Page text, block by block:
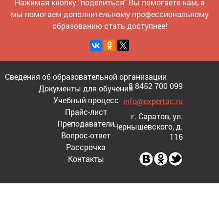
Нажимая кнопку "поделиться" Вы помогаете нам, а
мы помогаем дополнительному профессиональному
образованию стать доступнее!
Сведения об образовательной организации
Документы для обучения
Учебный процесс
Прайс-лист
Преподаватели
Вопрос-ответ
Рассрочка
Контакты
8 8452 700 099
info@expertac.ru
г. Саратов, ул.
Чернышевского, д.
116